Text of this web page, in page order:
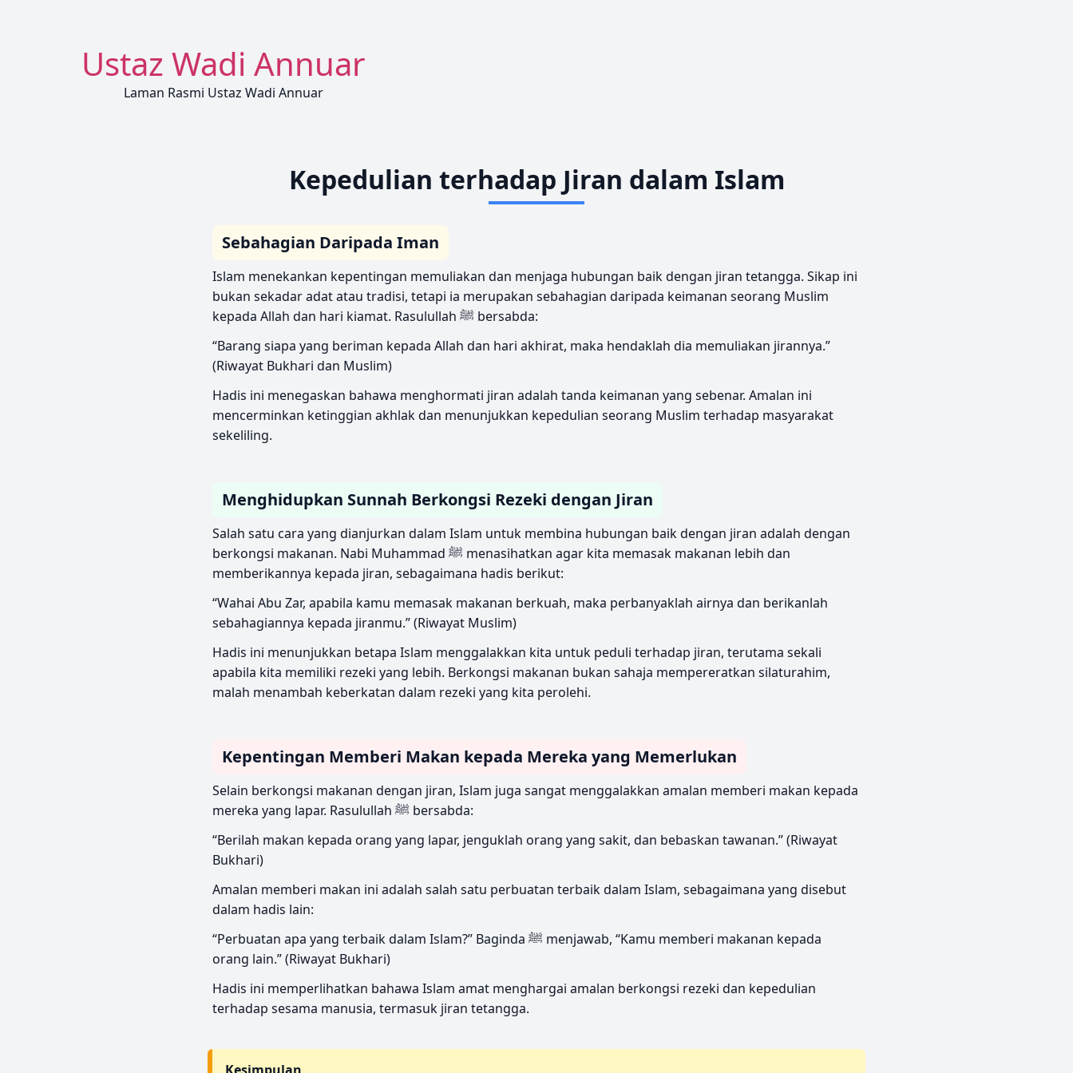
Ustaz Wadi Annuar
Laman Rasmi Ustaz Wadi Annuar
Kepedulian terhadap Jiran dalam Islam
Sebahagian Daripada Iman
Islam menekankan kepentingan memuliakan dan menjaga hubungan baik dengan jiran tetangga. Sikap ini
bukan sekadar adat atau tradisi, tetapi ia merupakan sebahagian daripada keimanan seorang Muslim
kepada Allah dan hari kiamat. Rasulullah ﷺ bersabda:
“Barang siapa yang beriman kepada Allah dan hari akhirat, maka hendaklah dia memuliakan jirannya.”
(Riwayat Bukhari dan Muslim)
Hadis ini menegaskan bahawa menghormati jiran adalah tanda keimanan yang sebenar. Amalan ini
mencerminkan ketinggian akhlak dan menunjukkan kepedulian seorang Muslim terhadap masyarakat
sekeliling.
Menghidupkan Sunnah Berkongsi Rezeki dengan Jiran
Salah satu cara yang dianjurkan dalam Islam untuk membina hubungan baik dengan jiran adalah dengan
berkongsi makanan. Nabi Muhammad ﷺ menasihatkan agar kita memasak makanan lebih dan
memberikannya kepada jiran, sebagaimana hadis berikut:
“Wahai Abu Zar, apabila kamu memasak makanan berkuah, maka perbanyaklah airnya dan berikanlah
sebahagiannya kepada jiranmu.” (Riwayat Muslim)
Hadis ini menunjukkan betapa Islam menggalakkan kita untuk peduli terhadap jiran, terutama sekali
apabila kita memiliki rezeki yang lebih. Berkongsi makanan bukan sahaja mempereratkan silaturahim,
malah menambah keberkatan dalam rezeki yang kita perolehi.
Kepentingan Memberi Makan kepada Mereka yang Memerlukan
Selain berkongsi makanan dengan jiran, Islam juga sangat menggalakkan amalan memberi makan kepada
mereka yang lapar. Rasulullah ﷺ bersabda:
“Berilah makan kepada orang yang lapar, jenguklah orang yang sakit, dan bebaskan tawanan.” (Riwayat
Bukhari)
Amalan memberi makan ini adalah salah satu perbuatan terbaik dalam Islam, sebagaimana yang disebut
dalam hadis lain:
“Perbuatan apa yang terbaik dalam Islam?” Baginda ﷺ menjawab, “Kamu memberi makanan kepada
orang lain.” (Riwayat Bukhari)
Hadis ini memperlihatkan bahawa Islam amat menghargai amalan berkongsi rezeki dan kepedulian
terhadap sesama manusia, termasuk jiran tetangga.